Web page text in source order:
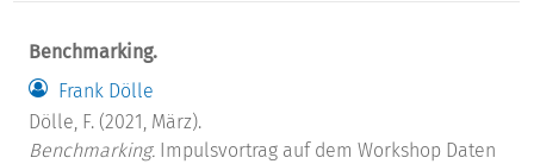
Benchmarking.
Frank Dölle
Dölle, F. (2021, März).
Benchmarking. Impulsvortrag auf dem Workshop Daten